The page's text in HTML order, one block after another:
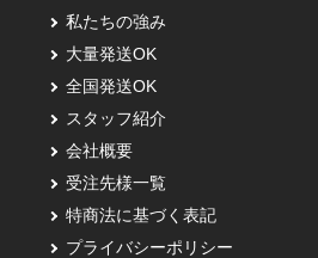
私たちの強み
大量発送OK
全国発送OK
スタッフ紹介
会社概要
受注先様一覧
特商法に基づく表記
プライバシーポリシー